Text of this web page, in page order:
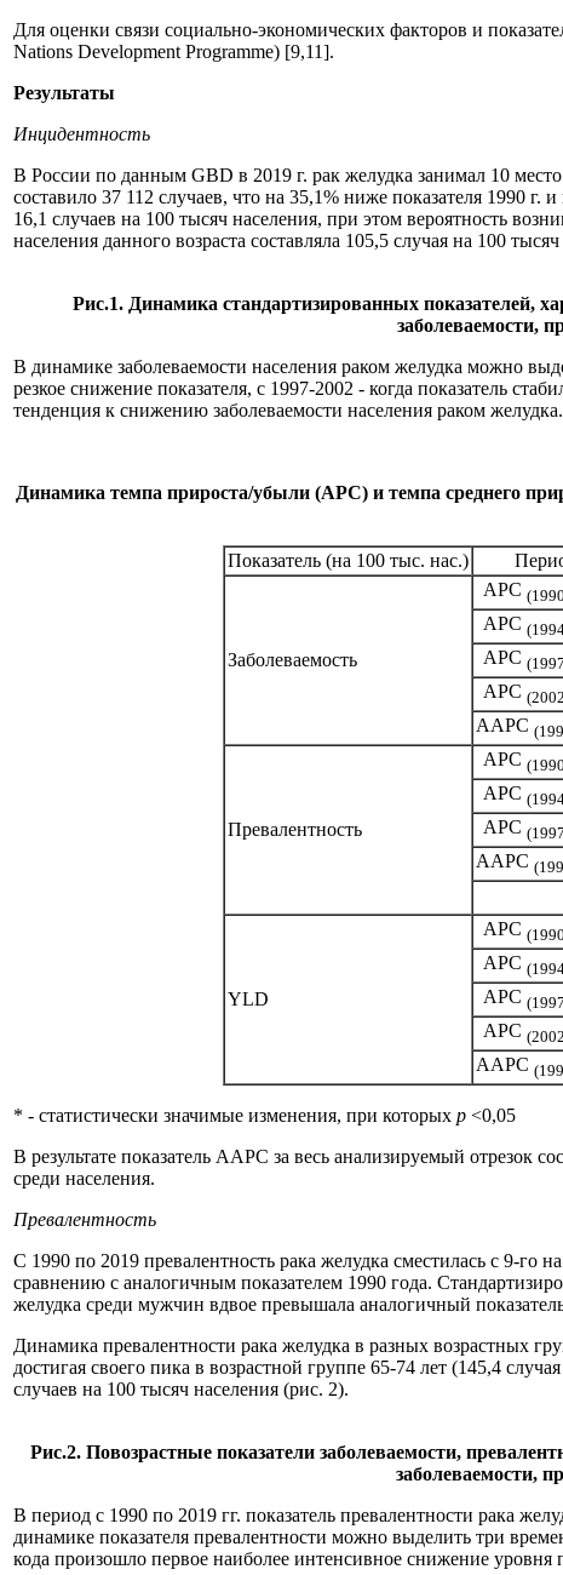
Для оценки связи социально-экономических факторов и
Nations Development Programme) [9,11].
Результаты
Инцидентность
В России по данным GBD в 2019 г. рак желудка занимал 10
составило 37 112 случаев, что на 35,1% ниже показателя 1990 г.
16,1 случаев на 100 тысяч населения, при этом вероятность
населения данного возраста составляла 105,5 случая на 100
Рис.1. Динамика стандартизированных показателей,
заболеваемости,
В динамике заболеваемости населения раком желудка можно
резкое снижение показателя, с 1997-2002 - когда показатель
тенденция к снижению заболеваемости населения раком желудка.
Динамика темпа прироста/убыли (APC) и темпа среднего
Показатель (на 100 тыс. нас.)
Заболеваемость
APC
APC
APC
APC
AAPC
Превалентность
APC
APC
APC
AAPC
YLD
APC
APC
APC
APC
AAPC
* - статистически значимые изменения, при которых p <0,05
В результате показатель AAPC за весь анализируемый отрезок
среди населения.
Превалентность
С 1990 по 2019 превалентность рака желудка сместилась с 9-го
сравнению с аналогичным показателем 1990 года.
желудка среди мужчин вдвое превышала аналогичный
Динамика превалентности рака желудка в разных возрастных
достигая своего пика в возрастной группе 65-74 лет (145,4
случаев на 100 тысяч населения (рис. 2).
Рис.2. Повозрастные показатели заболеваемости,
заболеваемости,
В период с 1990 по 2019 гг. показатель превалентности рака
динамике показателя превалентности можно выделить три
кода произошло первое наиболее интенсивное снижение уровня